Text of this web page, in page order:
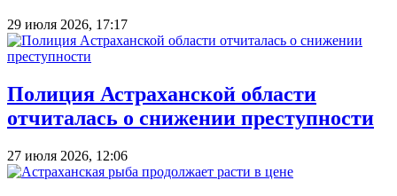
29 июля 2026, 17:17
Полиция Астраханской области
отчиталась о снижении преступности
27 июля 2026, 12:06